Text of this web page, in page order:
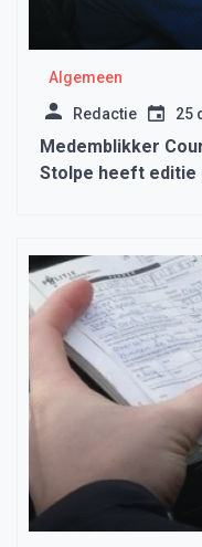
Algemeen
Redactie 25
Medemblikker
Stolpe heeft editie